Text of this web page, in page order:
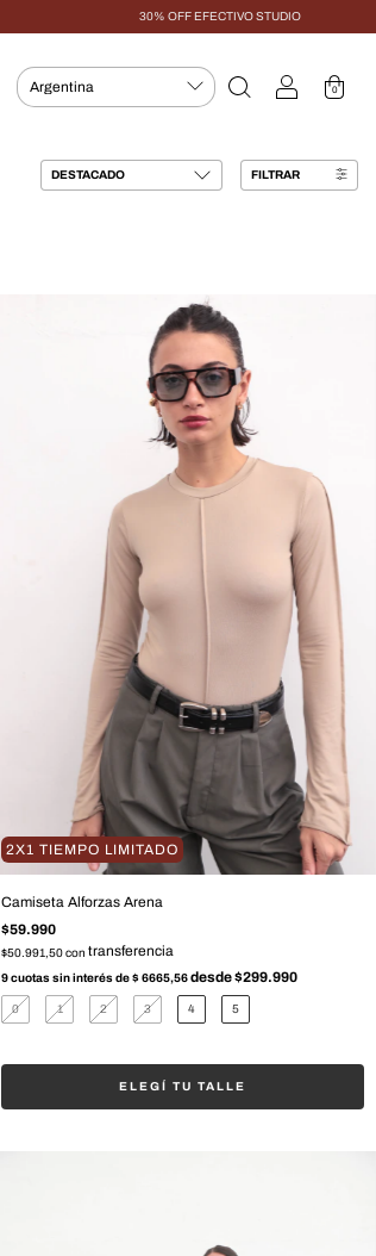
30% OFF EFECTIVO STUDIO
0
FILTRAR
2X1 TIEMPO LIMITADO
Camiseta Alforzas Arena
$59.990
$50.991,50con
9 cuotas sin interés de$ 6665,56
0 1 2 3 4 5
ELEGÍ TU TALLE